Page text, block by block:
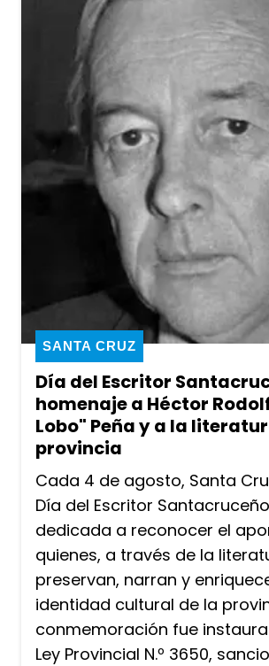
Día del Escritor
homenaje a Héctor
Lobo" Peña y a la
provincia
SANTA CRUZ
Cada 4 de agosto, Santa
Día del Escritor
dedicada a reconocer el
quienes, a través de la
preservan, narran y
identidad cultural de la
conmemoración fue
Ley Provincial N.º 3650,